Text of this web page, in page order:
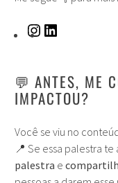
💬 ANTES, ME
IMPACTOU?
Você se viu no
📍 Se essa palestra
palestra e